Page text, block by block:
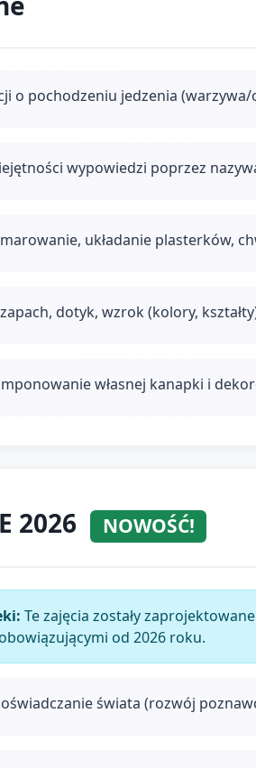
o pochodzeniu jedzenia (warzywa/
wypowiedzi poprzez
układanie plasterków,
dotyk, wzrok (kolory,
własnej kanapki i
2026 NOWOŚĆ!
Te zajęcia zostały
od 2026 roku.
świata (rozwój